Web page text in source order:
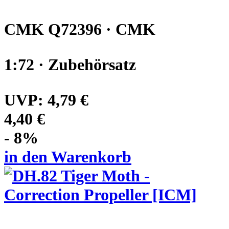
CMK Q72396 · CMK
1:72 · Zubehörsatz
UVP: 4,79 €
4,40 €
- 8%
in den Warenkorb